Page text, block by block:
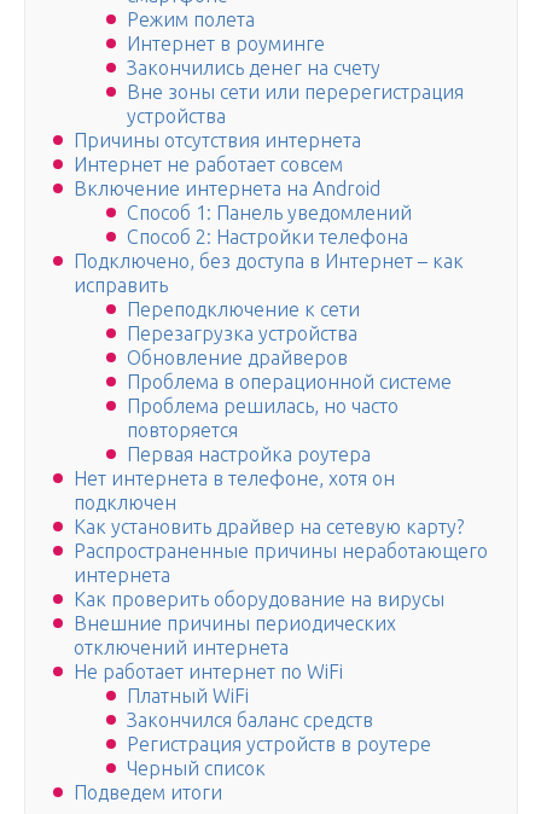
Режим полета
Интернет в роуминге
Закончились денег на счету
Вне зоны сети или перерегистрация
устройства
Причины отсутствия интернета
Интернет не работает совсем
Включение интернета на Android
Способ 1: Панель уведомлений
Способ 2: Настройки телефона
Подключено, без доступа в Интернет – как
исправить
Переподключение к сети
Перезагрузка устройства
Обновление драйверов
Проблема в операционной системе
Проблема решилась, но часто
повторяется
Первая настройка роутера
Нет интернета в телефоне, хотя он
подключен
Как установить драйвер на сетевую карту?
Распространенные причины неработающего
интернета
Как проверить оборудование на вирусы
Внешние причины периодических
отключений интернета
Не работает интернет по WiFi
Платный WiFi
Закончился баланс средств
Регистрация устройств в роутере
Черный список
Подведем итоги